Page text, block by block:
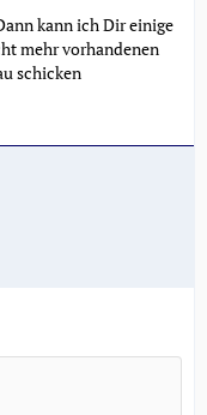
kann ich Dir einige
mehr vorhandenen
schicken